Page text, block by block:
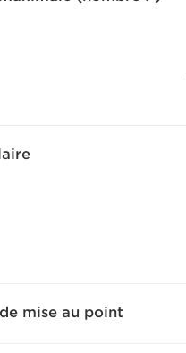
mise au point